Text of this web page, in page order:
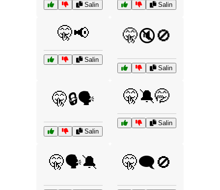
Salin Salin
🤫📢
Salin
🤫🔇🚫
Salin
🤫🔒🗣️
Salin
🤫🔕🤭
Salin
🤫🗣️🔕 🤫🗨️🚫